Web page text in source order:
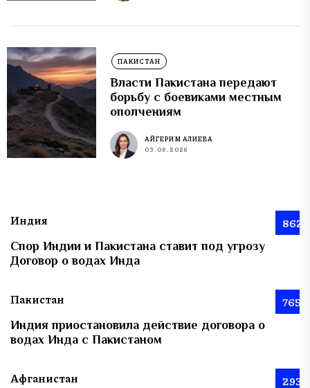
ПАКИСТАН
Власти Пакистана передают
борьбу с боевиками местным
ополчениям
АЙГЕРИМ АЛИЕВА
03.08.2026
Индия 862
Спор Индии и Пакистана ставит под угрозу
Договор о водах Инда
Пакистан 765
Индия приостановила действие договора о
водах Инда с Пакистаном
Афганистан 293